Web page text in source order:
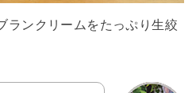
ランクリームをたっぷり生絞